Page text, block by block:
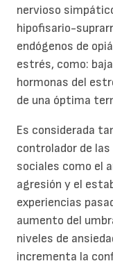
nervioso
hipofisario-
endógenos de
estrés, como:
hormonas del
de una óptima
Es considerada
controlador de
sociales como el
agresión y el
experiencias
aumento del
niveles de
incrementa la